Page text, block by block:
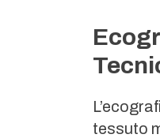
tessuto